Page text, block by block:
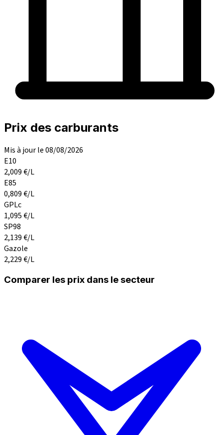
Prix des carburants
Mis à jour le 08/08/2026
E10
2,009€/L
E85
0,809€/L
GPLc
1,095€/L
SP98
2,139€/L
Gazole
2,229€/L
Comparer les prix dans le secteur